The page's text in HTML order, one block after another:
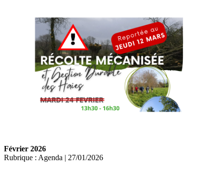
Février 2026
Rubrique : Agenda | 27/01/2026